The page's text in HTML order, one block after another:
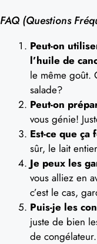
FAQ (Questions
Peut-on
l’huile de
le même goût.
salade?
Peut-on
vous génie!
Est-ce que
sûr, le lait
Je peux les
vous alliez en
c’est le cas,
Puis-je les
juste de bien
de congélateur.